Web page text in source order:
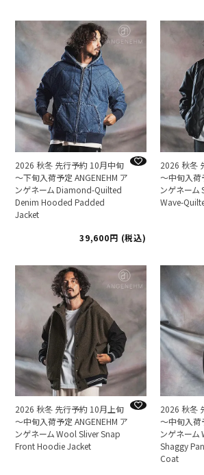
2026 秋冬 先行予約 10月中旬
～下旬入荷予定 ANGENEHM ア
ンゲネーム Diamond-Quilted
Denim Hooded Padded
Jacket
39,600
税込
2026 秋冬
～中旬入荷
ンゲネーム
Wave-
2026 秋冬 先行予約 10月上旬
～中旬入荷予定 ANGENEHM ア
ンゲネーム Wool Sliver Snap
Front Hoodie Jacket
2026 秋冬
～中旬入荷
ンゲネー
Shaggy
Coat